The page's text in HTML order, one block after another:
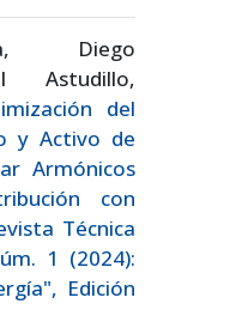
Diego
Astudillo,
del
y Activo de
Armónicos
con
Técnica
1 (2024):
Edición